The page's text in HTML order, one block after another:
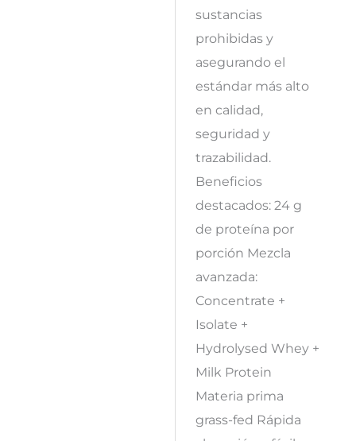
sustancias
prohibidas y
asegurando el
estándar más alto
en calidad,
seguridad y
trazabilidad.
Beneficios
destacados: 24 g
de proteína por
porción Mezcla
avanzada:
Concentrate +
Isolate +
Hydrolysed Whey +
Milk Protein
Materia prima
grass-fed Rápida